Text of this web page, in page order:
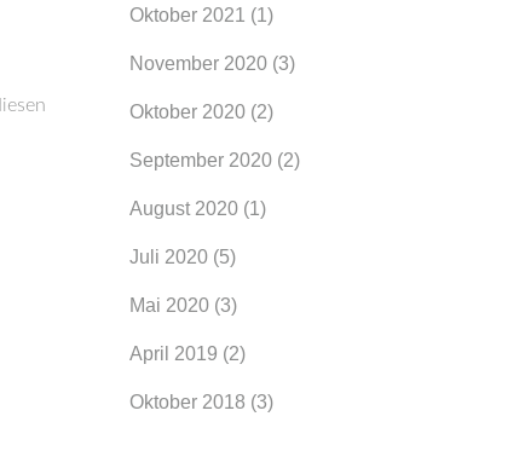
Oktober 2021 (1)
November 2020 (3)
Oktober 2020 (2)
September 2020 (2)
August 2020 (1)
Juli 2020 (5)
Mai 2020 (3)
April 2019 (2)
Oktober 2018 (3)